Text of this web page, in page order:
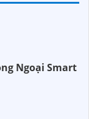
Ngoại Smart